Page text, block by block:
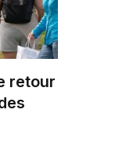
retour